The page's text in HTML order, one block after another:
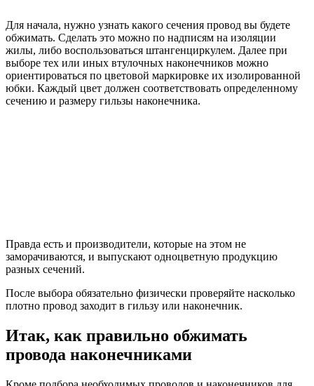
Для начала, нужно узнать какого сечения провод вы будете
обжимать. Сделать это можно по надписям на изоляции
жилы, либо воспользоваться штангенциркулем. Далее при
выборе тех или иных втулочных наконечников можно
ориентироваться по цветовой маркировке их изолированной
юбки. Каждый цвет должен соответствовать определенному
сечению и размеру гильзы наконечника.
Правда есть и производители, которые на этом не
заморачиваются, и выпускают одноцветную продукцию
разных сечений.
После выбора обязательно физически проверяйте насколько
плотно провод заходит в гильзу или наконечник.
Итак, как правильно обжимать
провода наконечниками